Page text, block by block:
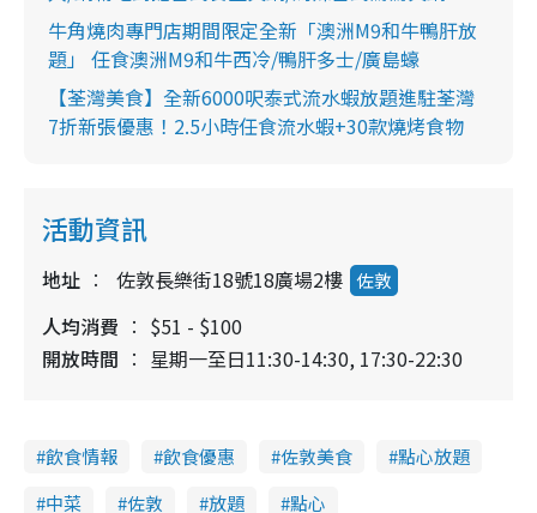
牛角燒肉專門店期間限定全新「澳洲M9和牛鴨肝放
題」 任食澳洲M9和牛西冷/鴨肝多士/廣島蠔
【荃灣美食】全新6000呎泰式流水蝦放題進駐荃灣
7折新張優惠！2.5小時任食流水蝦+30款燒烤食物
活動資訊
地址 佐敦長樂街18號18廣場2樓 佐敦
人均消費
$51 - $100
開放時間
星期一至日11:30-14:30, 17:30-22:30
飲食情報 飲食優惠 佐敦美食
點心放題
中菜
佐敦 放題 點心